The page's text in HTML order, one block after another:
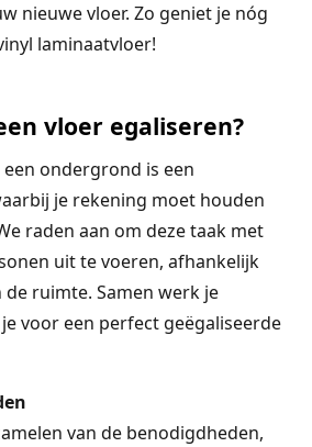
nieuwe vloer. Zo geniet je nóg
laminaatvloer!
vloer egaliseren?
ondergrond is een
je rekening moet houden
raden aan om deze taak met
uit te voeren, afhankelijk
ruimte. Samen werk je
voor een perfect geëgaliseerde
van de benodigdheden,